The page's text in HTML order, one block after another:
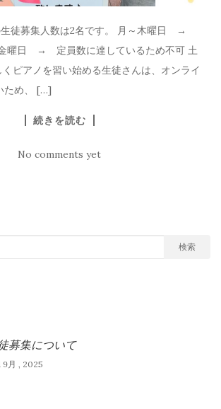
生徒募集人数は2名です。 月～木曜日 →
曜日 → 定員数に達しているため不可 土
アノを習い始める生徒さんは、オンライ
ため、 […]
続きを読む
No comments yet
検索
募集について
9月 , 2025